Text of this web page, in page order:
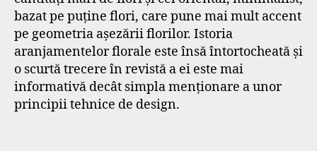
bazat pe puține flori, care pune mai mult accent
pe geometria așezării florilor. Istoria
aranjamentelor florale este însă întortocheată și
o scurtă trecere în revistă a ei este mai
informativă decât simpla menționare a unor
principii tehnice de design.